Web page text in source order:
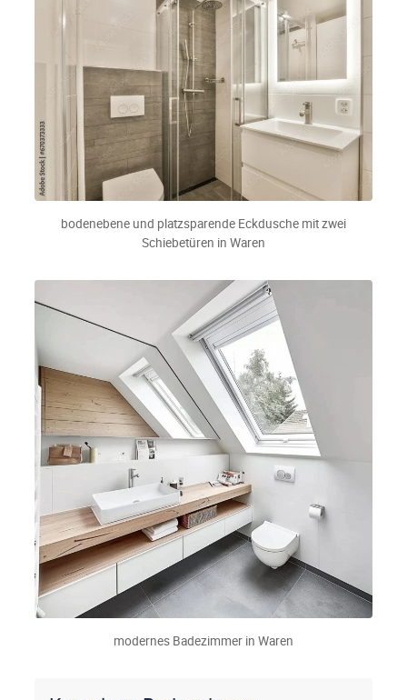
bodenebene und platzsparende Eckdusche mit zwei
Schiebetüren in Waren
modernes Badezimmer in Waren